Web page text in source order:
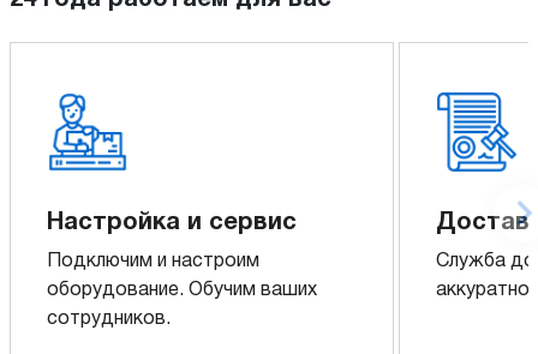
Настройка и сервис
Подключим и настроим
оборудование. Обучим ваших
сотрудников.
Служба
аккуратно